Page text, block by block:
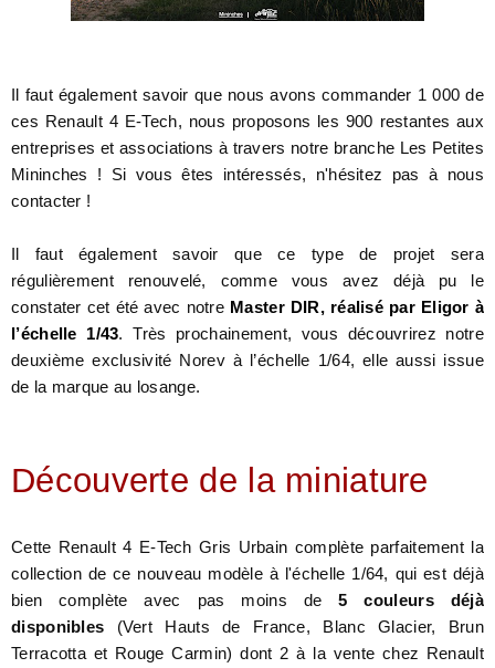
Il faut également savoir que nous avons commander 1 000 de
ces Renault 4 E-Tech, nous proposons les 900 restantes aux
entreprises et associations à travers notre branche Les Petites
Mininches ! Si vous êtes intéressés, n'hésitez pas à nous
contacter !
Il faut également savoir que ce type de projet sera
régulièrement renouvelé, comme vous avez déjà pu le
constater cet été avec notre Master DIR, réalisé par Eligor à
l’échelle 1/43. Très prochainement, vous découvrirez notre
deuxième exclusivité Norev à l’échelle 1/64, elle aussi issue
de la marque au losange.
Découverte de la miniature
Cette Renault 4 E-Tech Gris Urbain complète parfaitement la
collection de ce nouveau modèle à l'échelle 1/64, qui est déjà
bien complète avec pas moins de5 couleurs déjà
disponibles (Vert Hauts de France, Blanc Glacier, Brun
Terracotta et Rouge Carmin) dont 2 à la vente chez Renault